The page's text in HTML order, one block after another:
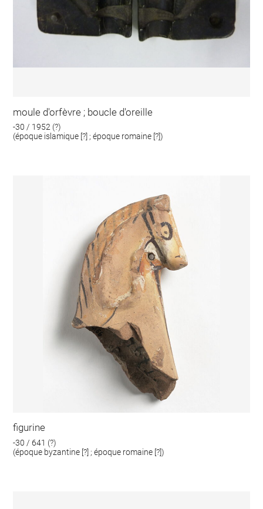
moule d'orfèvre ; boucle d'oreille
-30 / 1952 (?)
(époque islamique [?] ; époque romaine [?])
figurine
-30 / 641 (?)
(époque byzantine [?] ; époque romaine [?])